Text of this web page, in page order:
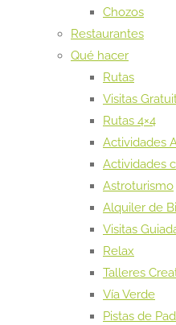
Chozos
Restaurantes
Qué hacer
Rutas
Visitas
Rutas 4×4
Actividades
Actividades
Astroturismo
Alquiler de
Visitas
Relax
Talleres
Vía Verde
Pistas de